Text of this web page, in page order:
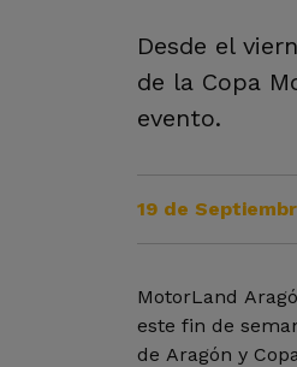
Desde el
de la Copa
evento.
19 de
MotorLand
este fin de
de Aragón y